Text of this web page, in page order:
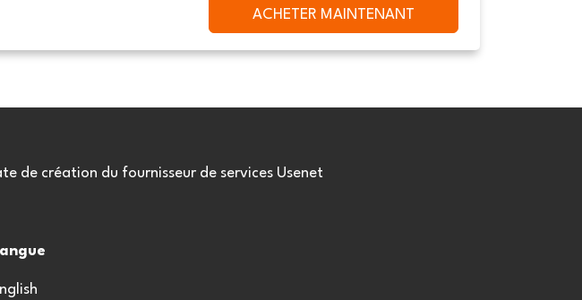
ACHETER MAINTENANT
de création du fournisseur de services Usenet